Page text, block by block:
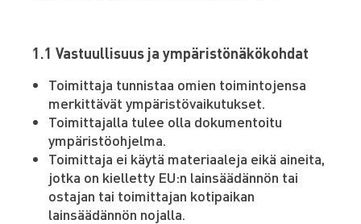
1.1 Vastuullisuus ja ympäristönäkökohdat
Toimittaja tunnistaa omien toimintojensa
merkittävät ympäristövaikutukset.
Toimittajalla tulee olla dokumentoitu
ympäristöohjelma.
Toimittaja ei käytä materiaaleja eikä aineita,
jotka on kielletty EU:n lainsäädännön tai
ostajan tai toimittajan kotipaikan
lainsäädännön nojalla.